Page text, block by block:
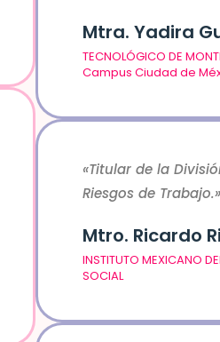
Mtra. Yadira
TECNOLÓGICO DE
Campus Ciudad de
«Titular de la
Riesgos de Trabajo.»
Mtro. Ricardo
INSTITUTO MEXICANO
SOCIAL